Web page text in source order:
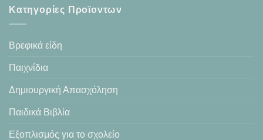
Κατηγορίες Προϊοντων
Βρεφικά είδη
Παιχνίδια
Δημιουργική Απασχόληση
Παιδικά Βιβλία
Εξοπλισμός για το σχολείο